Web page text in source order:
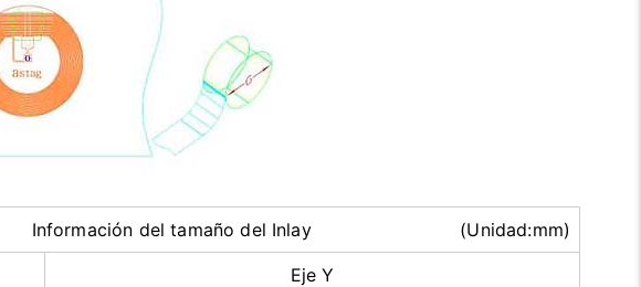
Información del tamaño del Inlay (Unidad:mm)
Eje Y